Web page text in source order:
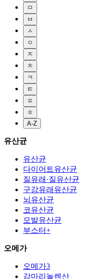
ㅁ
ㅂ
ㅅ
ㅇ
ㅈ
ㅊ
ㅋ
ㅌ
ㅍ
ㅎ
A-Z
유산균
유산균
다이어트유산균
질유래·질유산균
구강유래유산균
뇌유산균
코유산균
모발유산균
부스터+
오메가
오메가3
감마리놀렌산